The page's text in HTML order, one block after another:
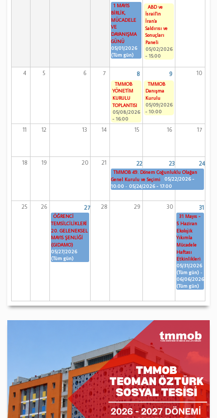
1 MAYIS
BİRLİK,
MÜCADELE
VE
DAYANIŞMA
GÜNÜ
05/01/2026
(Tüm gün)
ABD ve
İsrail'in
İran'a
Saldırısı ve
Sonuçları
Paneli
05/02/2026
- 15:00
4 5 6 7 8 9 10
TMMOB
YÖNETİM
KURULU
TOPLANTISI
05/08/2026
- 16:00
TMMOB
Danışma
Kurulu
05/09/2026
- 10:00
11 12 13 14 15 16 17
18 19 20 21 22 23 24
TMMOB 49. Dönem Çoğunluklu Olağan
Genel Kurulu ve Seçimi
05/22/2026 -
10:00 - 05/24/2026 - 17:00
25 26 27 28 29 30 31
ÖĞRENCİ
TEMSİLCİLİKLERİ
20. GELENEKSEL
MAYIS ŞENLİĞİ
(GIDAMO)
05/27/2026
(Tüm gün)
31 Mayıs -
5 Haziran
Ekolojik
Yıkımla
Mücadele
Haftası
Etkinlikleri
05/31/2026
(Tüm gün) -
06/06/2026
(Tüm gün)